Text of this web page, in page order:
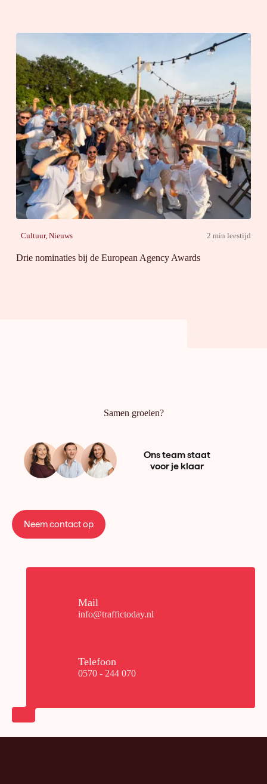
Cultuur, Nieuws 2 min leestijd
Drie nominaties bij de European Agency Awards
Samen groeien?
Ons team staat
voor je klaar
Neem contact op
Mail
info@traffictoday.nl
Telefoon
0570 - 244 070